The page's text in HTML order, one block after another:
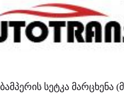
ბამპერის სეტკა მარცხენა